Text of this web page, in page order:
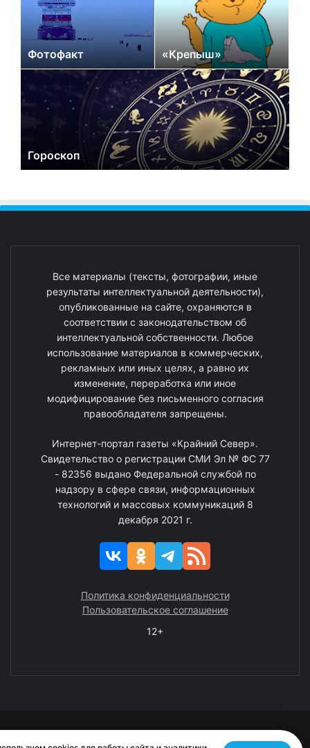
Фотофакт «Крепыш»
Гороскоп
Все материалы (тексты, фотографии, иные
результаты интеллектуальной деятельности),
опубликованные на сайте, охраняются в
соответствии с законодательством об
интеллектуальной собственности. Любое
использование материалов в коммерческих,
рекламных или иных целях, а равно их
изменение, переработка или иное
модифицирование без письменного согласия
правообладателя запрещены.
Интернет-портал газеты «Крайний Север».
Свидетельство о регистрации СМИ Эл № ФС 77
- 82356 выдано Федеральной службой по
надзору в сфере связи, информационных
технологий и массовых коммуникаций 8
декабря 2021 г.
Политика конфиденциальности
Пользовательское соглашение
12+